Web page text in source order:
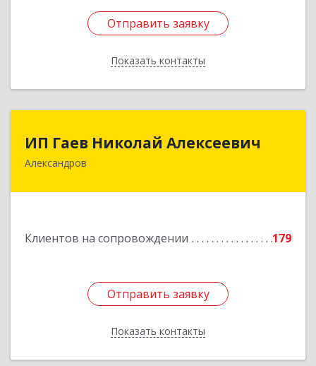
Отправить заявку
Показать контакты
Отправить заявку
Назад
ИП Гаев Николай Алексеевич
Александров
Клиентов на сопровождении 179
Отправить заявку
Показать контакты
ИП Гаев Николай Алексеевич
601650, Владимирская обл, Александровский р-
Отправить заявку
Назад